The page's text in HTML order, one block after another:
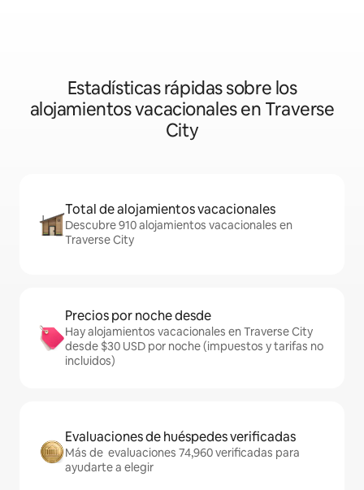
Estadísticas rápidas sobre los
alojamientos vacacionales en Traverse
City
Total de alojamientos vacacionales
Descubre 910 alojamientos vacacionales en
Traverse City
Precios por noche desde
Hay alojamientos vacacionales en Traverse City
desde $30 USD por noche (impuestos y tarifas no
incluidos)
Evaluaciones de huéspedes verificadas
Más de evaluaciones 74,960 verificadas para
ayudarte a elegir